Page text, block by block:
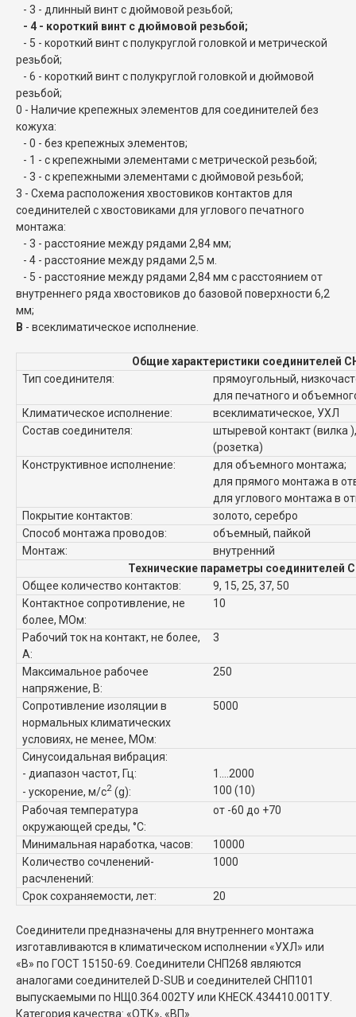
- 3 - длинный винт с дюймовой резьбой;
- 4 - короткий винт с дюймовой резьбой;
- 5 - короткий винт с полукруглой головкой и метрической
резьбой;
- 6 - короткий винт с полукруглой головкой и дюймовой
резьбой;
0 - Наличие крепежных элементов для соединителей без
кожуха:
- 0 - без крепежных элементов;
- 1 - с крепежными элементами с метрической резьбой;
- 3 - с крепежными элементами с дюймовой резьбой;
3 - Схема расположения хвостовиков контактов для
соединителей с хвостовиками для углового печатного
монтажа:
- 3 - расстояние между рядами 2,84 мм;
- 4 - расстояние между рядами 2,5 м.
- 5 - расстояние между рядами 2,84 мм с расстоянием от
внутреннего ряда хвостовиков до базовой поверхности 6,2
мм;
В - всеклиматическое исполнение.
Общие характеристики соединителей
Тип соединителя:
прямоугольный,
для печатного и
Климатическое исполнение:
всеклиматическое, УХЛ
Состав соединителя:
штыревой контакт (вилка
(розетка)
Конструктивное исполнение:
для объемного монтажа;
для прямого монтажа в
для углового монтажа в
Покрытие контактов:
золото, серебро
Способ монтажа проводов:
объемный, пайкой
Монтаж:
внутренний
Технические параметры соединителей
Общее количество контактов:
9, 15, 25, 37, 50
Контактное сопротивление, не
более, МОм:
10
Рабочий ток на контакт, не более,
А:
3
Максимальное рабочее
напряжение, В:
250
Сопротивление изоляции в
нормальных климатических
условиях, не менее, МОм:
5000
Синусоидальная вибрация:
- диапазон частот, Гц:
- ускорение, м/с2 (g):
1....2000
100 (10)
Рабочая температура
окружающей среды, °C:
от -60 до +70
Минимальная наработка, часов:
10000
Количество сочленений-
расчленений:
1000
Срок сохраняемости, лет: 20
Соединители предназначены для внутреннего монтажа
изготавливаются в климатическом исполнении «УХЛ» или
«В» по ГОСТ 15150-69. Соединители СНП268 являются
аналогами соединителей D-SUB и соединителей СНП101
выпускаемыми по НЩ0.364.002ТУ или КНЕСК.434410.001ТУ.
Категория качества: «ОТК», «ВП».